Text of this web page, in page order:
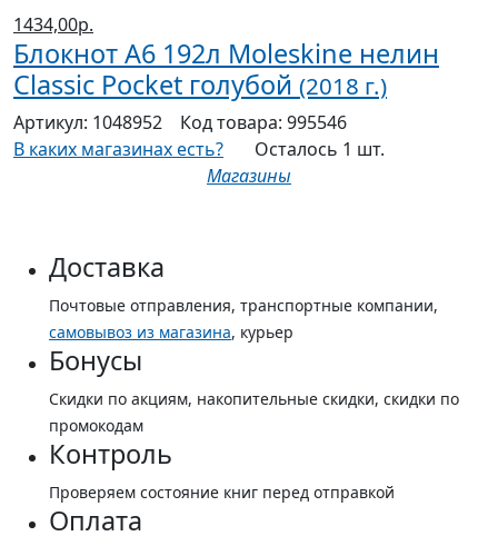
1434,00р.
Блокнот А6 192л Moleskine нелин
Classic Pocket голубой (2018 г.)
Артикул: 1048952 Код товара: 995546
В каких магазинах есть?
Осталось 1 шт.
Магазины
Доставка
Почтовые отправления, транспортные компании,
самовывоз из магазина, курьер
Бонусы
Скидки по акциям, накопительные скидки, скидки по
промокодам
Контроль
Проверяем состояние книг перед отправкой
Оплата